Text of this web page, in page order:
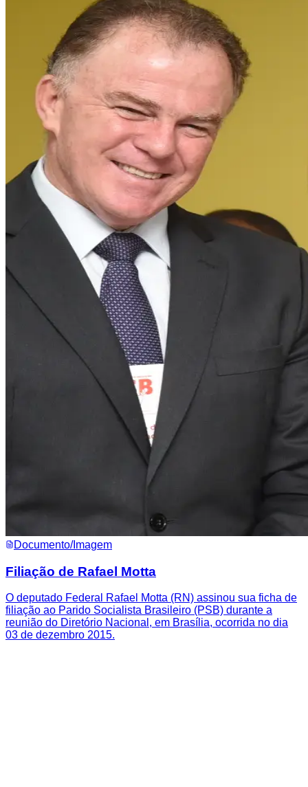
Documento/Imagem
Filiação de Rafael Motta
O deputado Federal Rafael Motta (RN) assinou sua ficha de
filiação ao Parido Socialista Brasileiro (PSB) durante a
reunião do Diretório Nacional, em Brasília, ocorrida no dia
03 de dezembro 2015.